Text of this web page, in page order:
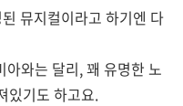
뮤지컬이라고 하기엔 다
와는 달리, 꽤 유명한 노
있기도 하고요.